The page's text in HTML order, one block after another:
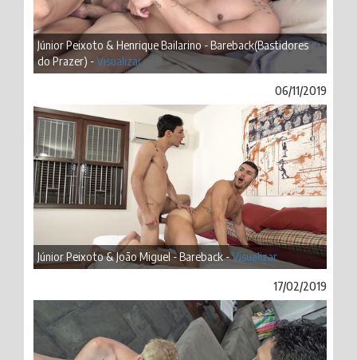
Júnior Peixoto & Henrique Bailarino - Bareback(Bastidores
do Prazer) -Visualizar
06/11/2019
Júnior Peixoto & João Miguel - Bareback -Visualizar
17/02/2019